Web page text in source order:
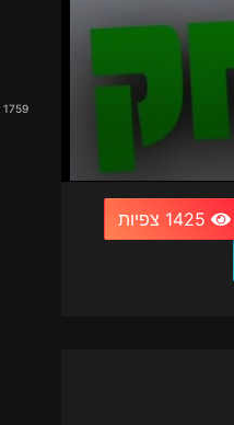
1759 צפיות